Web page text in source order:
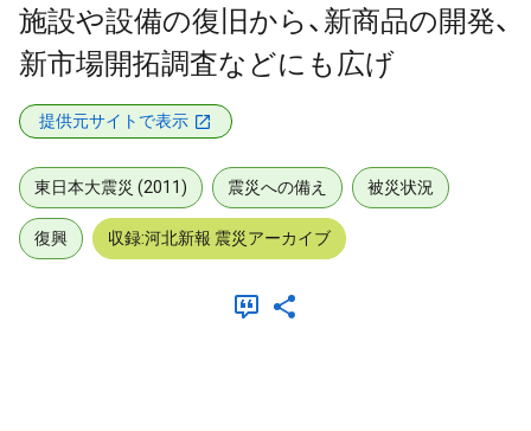
施設や設備の復旧から、新商品の開発、
新市場開拓調査などにも広げ
提供元サイトで表示
東日本大震災 (2011) 震災への備え 被災状況
復興 収録:河北新報 震災アーカイブ